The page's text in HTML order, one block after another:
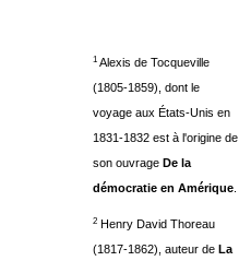
1 Alexis de Tocqueville
(1805-1859), dont le
voyage aux États-Unis en
1831-1832 est à l'origine de
son ouvrage De la
démocratie en Amérique
2 Henry David Thoreau
(1817-1862), auteur de La